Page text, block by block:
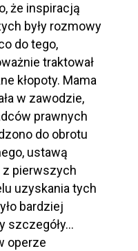
że inspiracją
były rozmowy
do tego,
traktował
kłopoty. Mama
w zawodzie,
prawnych
do obrotu
ustawą
z pierwszych
uzyskania tych
bardziej
szczegóły…
operze